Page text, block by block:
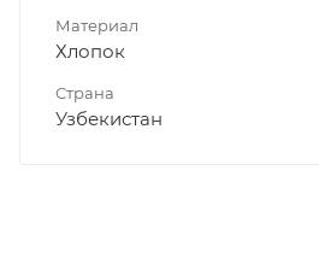
Материал
Хлопок
Страна
Узбекистан